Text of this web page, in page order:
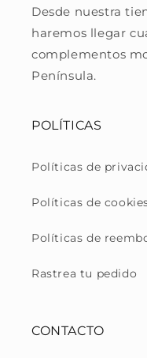
Desde nuestra
haremos llegar
complementos
Península.
POLÍTICAS
Políticas de
Políticas de
Políticas de
Rastrea tu pedido
CONTACTO